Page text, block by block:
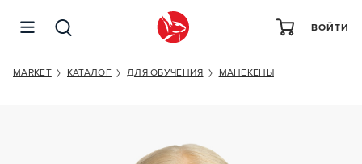
ВОЙТИ
MARKET КАТАЛОГ ДЛЯ ОБУЧЕНИЯ МАНЕКЕНЫ
LIHEAD БЛОНДИНКА 90/10